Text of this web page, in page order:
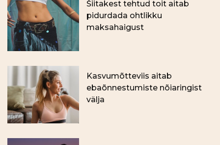
Šiitakest tehtud toit aitab
pidurdada ohtlikku
maksahaigust
Kasvumõtteviis aitab
ebaõnnestumiste nõiaringist
välja